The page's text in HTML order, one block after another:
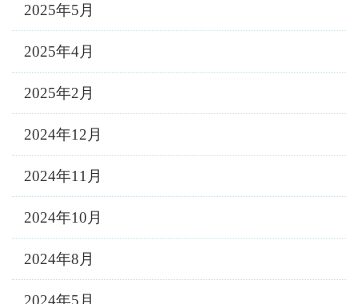
2025年5月
2025年4月
2025年2月
2024年12月
2024年11月
2024年10月
2024年8月
2024年5月